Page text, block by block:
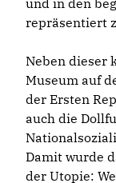
und in den
repräsentiert
Neben dieser
Museum auf
der Ersten
auch die
Damit wurde
der Utopie: